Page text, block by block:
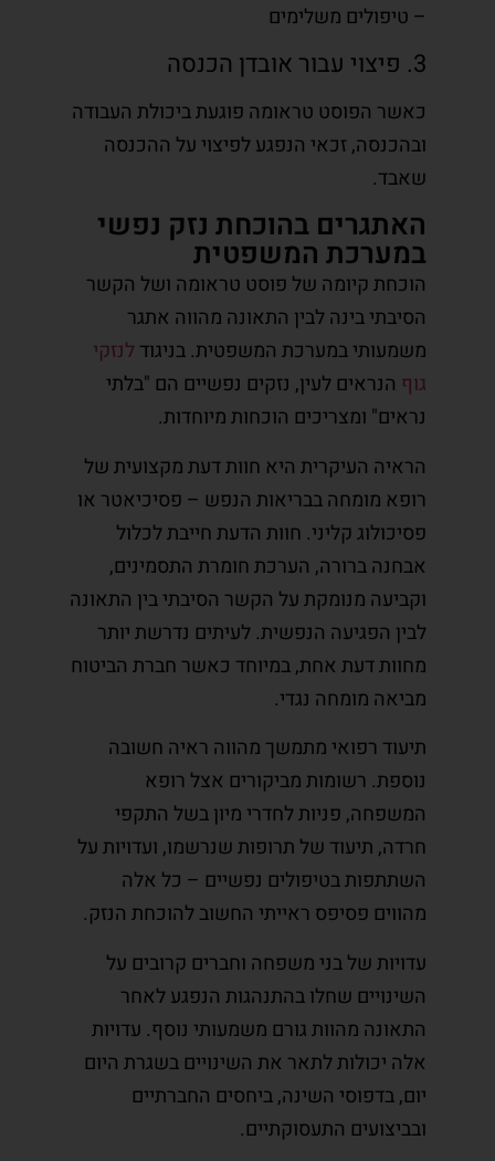
– טיפולים משלימים
3. פיצוי עבור אובדן הכנסה
כאשר הפוסט טראומה פוגעת ביכולת העבודה
ובהכנסה, זכאי הנפגע לפיצוי על ההכנסה
שאבד.
האתגרים בהוכחת נזק נפשי
במערכת המשפטית
הוכחת קיומה של פוסט טראומה ושל הקשר
הסיבתי בינה לבין התאונה מהווה אתגר
משמעותי במערכת המשפטית. בניגודלנזקי
גוף הנראים לעין, נזקים נפשיים הם "בלתי
נראים" ומצריכים הוכחות מיוחדות.
הראיה העיקרית היא חוות דעת מקצועית של
רופא מומחה בבריאות הנפש – פסיכיאטר או
פסיכולוג קליני. חוות הדעת חייבת לכלול
אבחנה ברורה, הערכת חומרת התסמינים,
וקביעה מנומקת על הקשר הסיבתי בין התאונה
לבין הפגיעה הנפשית. לעיתים נדרשת יותר
מחוות דעת אחת, במיוחד כאשר חברת הביטוח
מביאה מומחה נגדי.
תיעוד רפואי מתמשך מהווה ראיה חשובה
נוספת. רשומות מביקורים אצל רופא
המשפחה, פניות לחדרי מיון בשל התקפי
חרדה, תיעוד של תרופות שנרשמו, ועדויות על
השתתפות בטיפולים נפשיים – כל אלה
מהווים פסיפס ראייתי החשוב להוכחת הנזק.
עדויות של בני משפחה וחברים קרובים על
השינויים שחלו בהתנהגות הנפגע לאחר
התאונה מהוות גורם משמעותי נוסף. עדויות
אלה יכולות לתאר את השינויים בשגרת היום
יום, בדפוסי השינה, ביחסים החברתיים
ובביצועים התעסוקתיים.